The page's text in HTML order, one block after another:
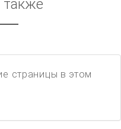
страницы в этом